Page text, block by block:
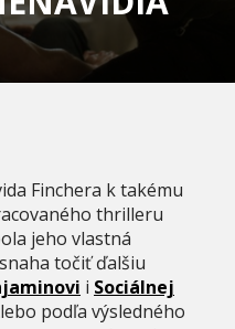
Finchera k takému
thrilleru
jeho vlastná
točiť ďalšiu
i Sociálnej
podľa výsledného